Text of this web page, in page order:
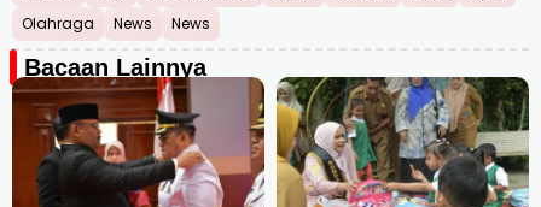
Olahraga
News News
Bacaan Lainnya